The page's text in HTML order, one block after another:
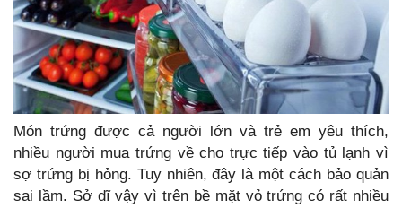
Món trứng được cả người lớn và trẻ em yêu thích,
nhiều người mua trứng về cho trực tiếp vào tủ lạnh vì
sợ trứng bị hỏng. Tuy nhiên, đây là một cách bảo quản
sai lầm. Sở dĩ vậy vì trên bề mặt vỏ trứng có rất nhiều